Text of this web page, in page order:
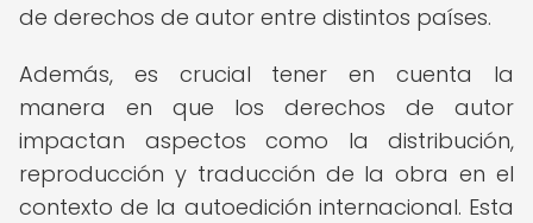
de derechos de autor entre distintos países.
Además, es crucial tener en cuenta la
manera en que los derechos de autor
impactan aspectos como la distribución,
reproducción y traducción de la obra en el
contexto de la autoedición internacional. Esta